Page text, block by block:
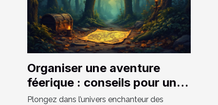
Organiser une aventure
féerique : conseils pour une
chasse au trésor réussie
Plongez dans l’univers enchanteur des